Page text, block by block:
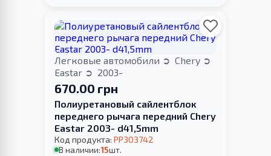
Легковые автомобили
Chery
Eastar
2003-
670.00 грн
Полиуретановый сайлентблок
переднего рычага передний Chery
Eastar 2003- d41,5mm
Код продукта: PP303742
В наличии:15шт.